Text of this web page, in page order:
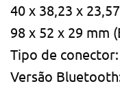
40 x 38,23 x
98 x 52 x 29 mm
Tipo de conector:
Versão